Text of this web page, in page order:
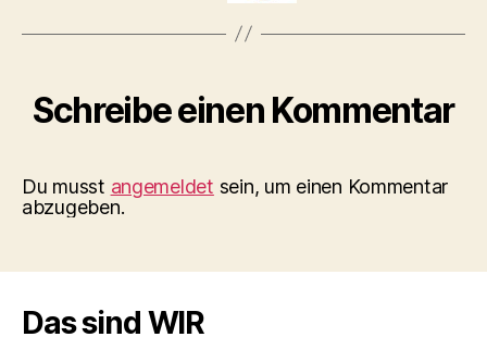
Schreibe einen Kommentar
Du musst angemeldet sein, um einen Kommentar
abzugeben.
Das sind WIR